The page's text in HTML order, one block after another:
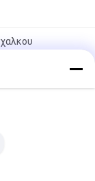
δυτών
σωληνοειδών